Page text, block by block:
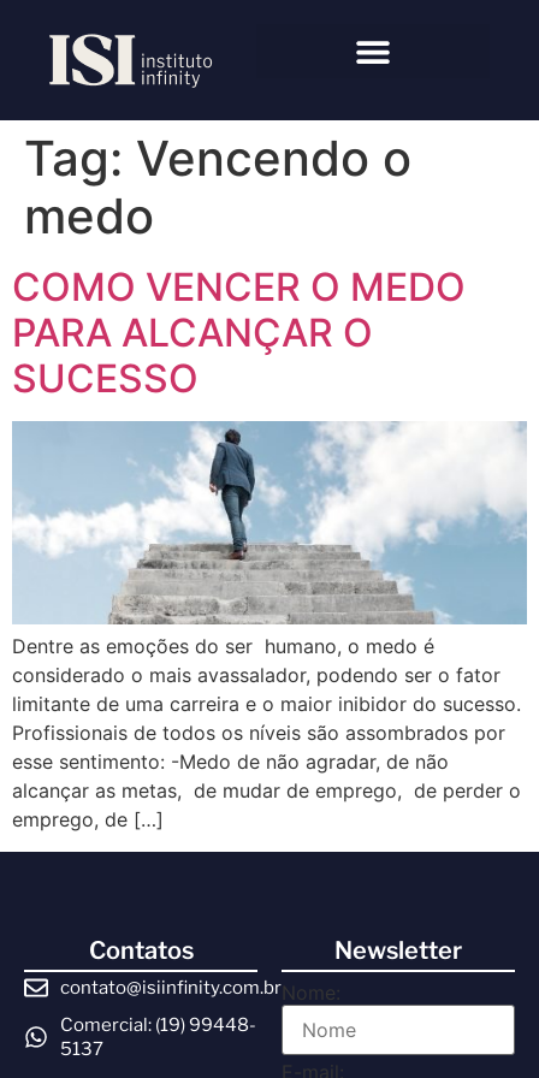
Tag: Vencendo o
medo
COMO VENCER O MEDO
PARA ALCANÇAR O
SUCESSO
Dentre as emoções do ser humano, o medo é
considerado o mais avassalador, podendo ser o fator
limitante de uma carreira e o maior inibidor do sucesso.
Profissionais de todos os níveis são assombrados por
esse sentimento: -Medo de não agradar, de não
alcançar as metas, de mudar de emprego, de perder o
emprego, de […]
Contatos
contato@isiinfinity.com.br
Comercial: (19) 99448-
5137
Newsletter
Nome:
E-mail: